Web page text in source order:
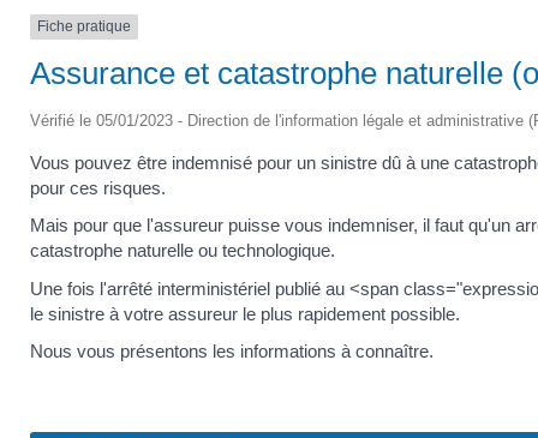
Fiche pratique
Assurance et catastrophe naturelle
Vérifié le 05/01/2023 - Direction de l'information légale et administrative
Vous pouvez être indemnisé pour un sinistre dû à une
pour ces risques.
Mais pour que l'assureur puisse vous indemniser, il faut qu'un
catastrophe naturelle ou technologique.
Une fois l'arrêté interministériel publié au <span
le sinistre à votre assureur le plus rapidement possible.
Nous vous présentons les informations à connaître.